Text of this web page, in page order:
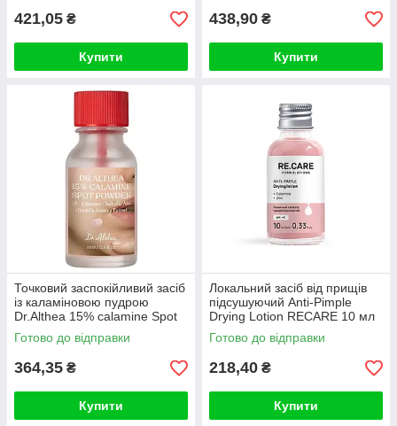
421,05 ₴
Купити
438,90 ₴
Купити
Точковий заспокійливий засіб
із каламіновою пудрою
Dr.Althea 15% calamine Spot
Powder 15ml
Готово до відправки
364,35 ₴
Купити
Локальний засіб від прищів
підсушуючий Anti-Pimple
Drying Lotion RECARE 10 мл
Готово до відправки
218,40 ₴
Купити